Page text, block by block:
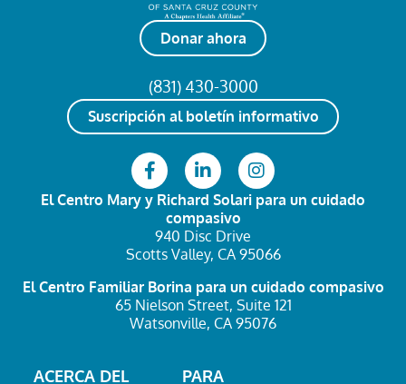
Donar ahora
(831) 430-3000
Suscripción al boletín informativo
El Centro Mary y Richard Solari para un cuidado
compasivo
940 Disc Drive
Scotts Valley, CA 95066
El Centro Familiar Borina para un cuidado compasivo
65 Nielson Street, Suite 121
Watsonville, CA 95076
ACERCA DEL
PARA